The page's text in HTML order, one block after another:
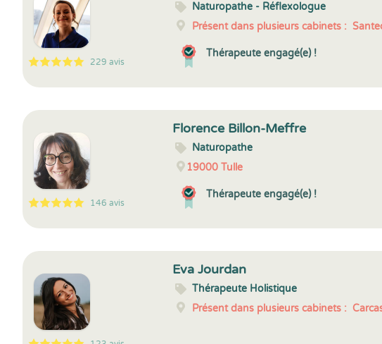
5
1
5
229 229 avis
Naturopathe - Réflexologue
Présent dans plusieurs cabinets :
Thérapeute engagé(e) !
5
1
5
146 146 avis
Florence Billon-Meffre
Naturopathe
19000Tulle
Thérapeute engagé(e) !
Eva Jourdan
Thérapeute Holistique
Présent dans plusieurs cabinets :